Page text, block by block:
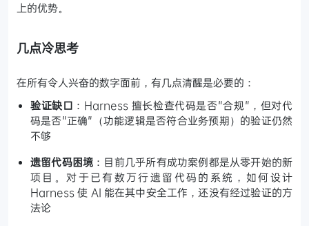
上的优势。
几点冷思考
在所有令人兴奋的数字面前，有几点清醒是必要的：
验证缺口 ：Harness 擅长检查代码是否"合规"，但对代
码是否"正确"（功能逻辑是否符合业务预期）的验证仍然
不够
遗留代码困境 ：目前几乎所有成功案例都是从零开始的新
项目。对于已有数万行遗留代码的系统，如何设计
Harness 使 AI 能在其中安全工作，还没有经过验证的方
法论